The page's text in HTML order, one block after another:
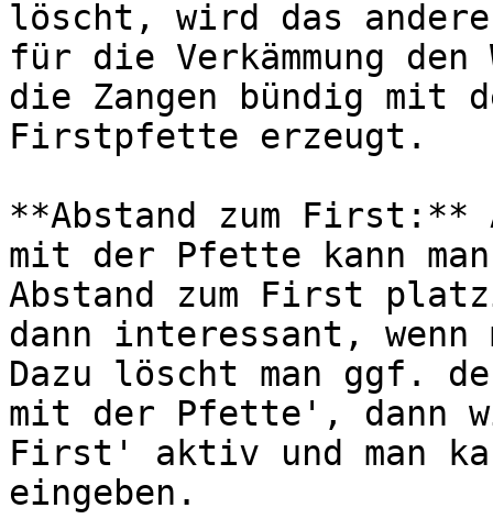
löscht, wird das andere
für die Verkämmung
die Zangen bündig mit
Firstpfette erzeugt.
**Abstand zum First:**
mit der Pfette kann
Abstand zum First
dann interessant,
Dazu löscht man ggf.
mit der Pfette', dann
First' aktiv und man
eingeben.